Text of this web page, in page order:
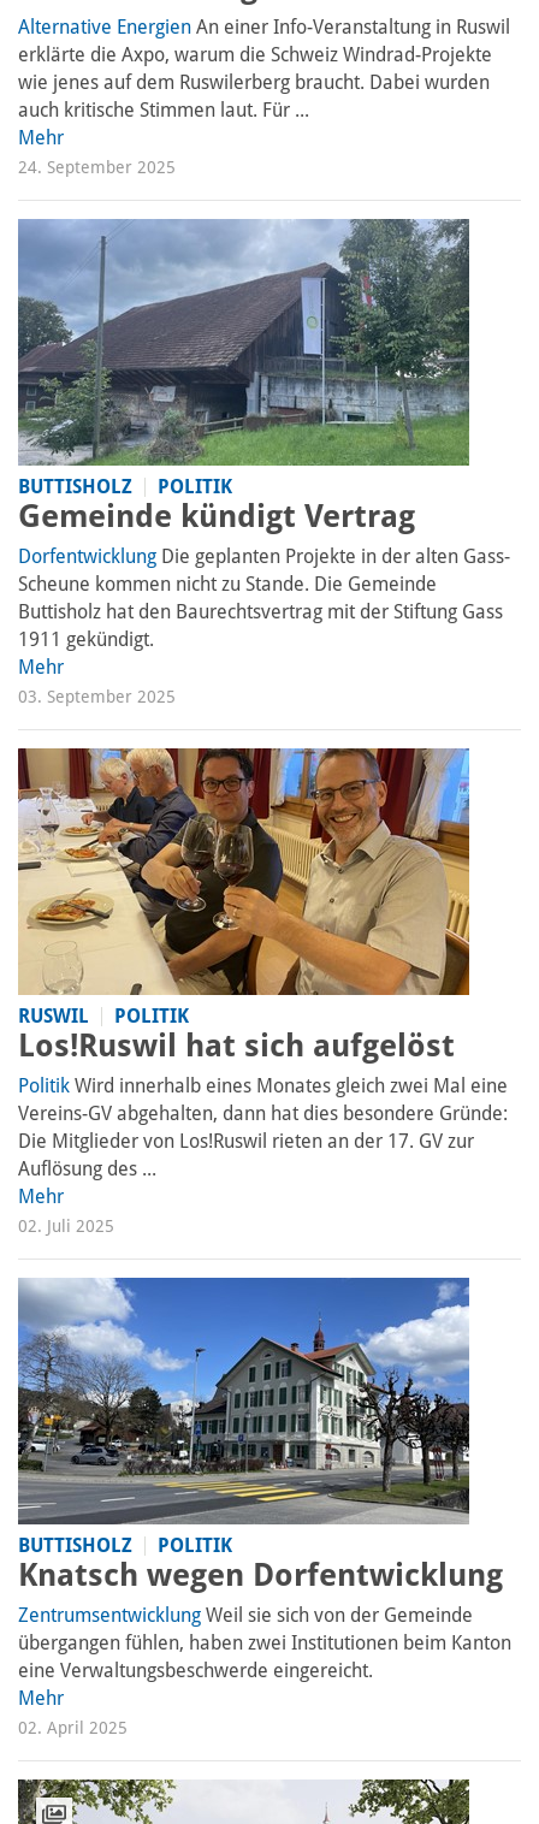
Alternative Energien An einer Info-Veranstaltung in Ruswil
erklärte die Axpo, warum die Schweiz Windrad-Projekte
wie jenes auf dem Ruswilerberg braucht. Dabei wurden
auch kritische Stimmen laut. Für ...
Mehr
24. September 2025
BUTTISHOLZ POLITIK
Gemeinde kündigt Vertrag
Dorfentwicklung Die geplanten Projekte in der alten Gass-
Scheune kommen nicht zu Stande. Die Gemeinde
Buttisholz hat den Baurechtsvertrag mit der Stiftung Gass
1911 gekündigt.
Mehr
03. September 2025
RUSWIL POLITIK
Los!Ruswil hat sich aufgelöst
Politik Wird innerhalb eines Monates gleich zwei Mal eine
Vereins-GV abgehalten, dann hat dies besondere Gründe:
Die Mitglieder von Los!Ruswil rieten an der 17. GV zur
Auflösung des ...
Mehr
02. Juli 2025
BUTTISHOLZ POLITIK
Knatsch wegen Dorfentwicklung
Zentrumsentwicklung Weil sie sich von der Gemeinde
übergangen fühlen, haben zwei Institutionen beim Kanton
eine Verwaltungsbeschwerde eingereicht.
Mehr
02. April 2025